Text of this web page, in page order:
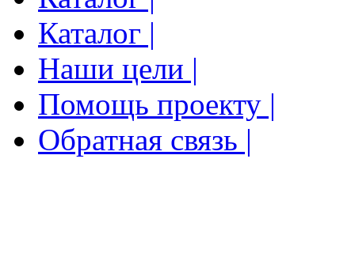
Каталог |
Наши цели |
Помощь проекту |
Обратная связь |